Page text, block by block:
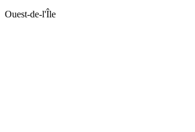
Ouest-de-l'Île